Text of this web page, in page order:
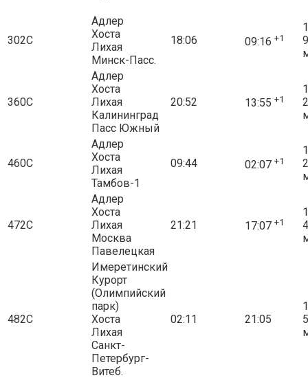
302С
Адлер
Хоста
Лихая
Минск-Пасс.
18:06 09:16 +1
9
360С
Адлер
Хоста
Лихая
Калининград
Пасс Южный
20:52 13:55 +1
2
460С
Адлер
Хоста
Лихая
Тамбов-1
09:44 02:07 +1
472С
Адлер
Хоста
Лихая
Москва
Павелецкая
21:21 17:07 +1
482С
Имеретинский
Курорт
(Олимпийский
парк)
Хоста
Лихая
Санкт-
Петербург-
Витеб.
02:11 21:05